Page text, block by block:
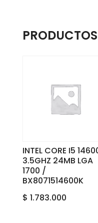
INTEL CORE I5
3.5GHZ 24MB LGA
1700 /
BX8071514600K
$ 1.783.000